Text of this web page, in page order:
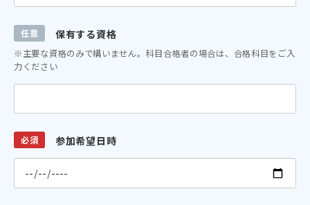
任意 保有する資格
※主要な資格のみで構いません。科目合格者の場合は、合格科目をご入
力ください
必須 参加希望日時